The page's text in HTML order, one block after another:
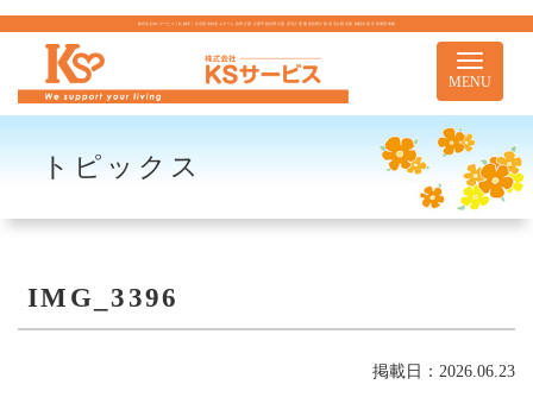
株式会社KSサービス｜札幌市｜住宅型有料老人ホーム 訪問介護 介護予防訪問介護 居宅介護 重度訪問介護 居宅介護支援 移動支援 児童通所事業
Toggle
MENU
トピックス
IMG_3396
掲載日：2026.06.23